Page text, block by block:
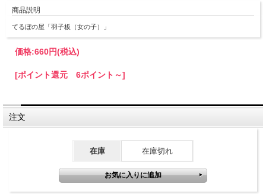
商品説明
てるぼの屋「羽子板（女の子）」
価格:660円(税込)
[ポイント還元 6ポイント～]
注文
在庫 在庫切れ